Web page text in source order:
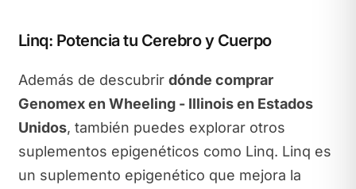
Linq: Potencia tu Cerebro y Cuerpo
Además de descubrir dónde comprar
Genomex en Wheeling - Illinois en Estados
Unidos, también puedes explorar otros
suplementos epigenéticos como Linq. Linq es
un suplemento epigenético que mejora la